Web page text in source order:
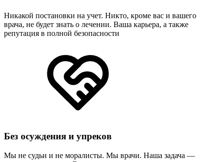
Никакой постановки на учет. Никто, кроме вас и вашего
врача, не будет знать о лечении. Ваша карьера, а также
репутация в полной безопасности
Без осуждения и упреков
Мы не судьи и не моралисты. Мы врачи. Наша задача —